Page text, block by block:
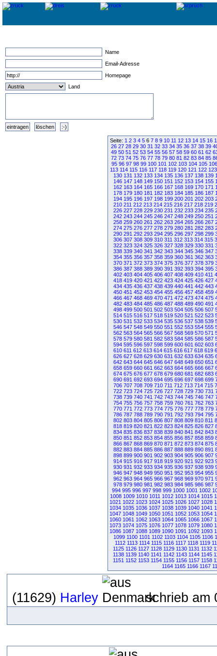
Name
Email-Adresse
Homepage
Land
Seite: 1 2 3 4 5 6 7 8 9 10 11 12 13 14 15 16
26 27 28 29 30 31 32 33 34 35 36 37 38 39
49 50 51 52 53 54 55 56 57 58 59 60 61 62
72 73 74 75 76 77 78 79 80 81 82 83 84 85
95 96 97 98 99 100 101 102 103 104 105 106
113 114 115 116 117 118 119 120 121 122 123
130 131 132 133 134 135 136 137 138 139
146 147 148 149 150 151 152 153 154 155
162 163 164 165 166 167 168 169 170 171
178 179 180 181 182 183 184 185 186 187
194 195 196 197 198 199 200 201 202 203
210 211 212 213 214 215 216 217 218 219
226 227 228 229 230 231 232 233 234 235
242 243 244 245 246 247 248 249 250 251
258 259 260 261 262 263 264 265 266 267
274 275 276 277 278 279 280 281 282 283
290 291 292 293 294 295 296 297 298 299
306 307 308 309 310 311 312 313 314 315
322 323 324 325 326 327 328 329 330 331
338 339 340 341 342 343 344 345 346 347
354 355 356 357 358 359 360 361 362 363
370 371 372 373 374 375 376 377 378 379
386 387 388 389 390 391 392 393 394 395
402 403 404 405 406 407 408 409 410 411
418 419 420 421 422 423 424 425 426 427
434 435 436 437 438 439 440 441 442 443
450 451 452 453 454 455 456 457 458 459
466 467 468 469 470 471 472 473 474 475
482 483 484 485 486 487 488 489 490 491
498 499 500 501 502 503 504 505 506 507
514 515 516 517 518 519 520 521 522 523
530 531 532 533 534 535 536 537 538 539
546 547 548 549 550 551 552 553 554 555
562 563 564 565 566 567 568 569 570 571
578 579 580 581 582 583 584 585 586 587
594 595 596 597 598 599 600 601 602 603
610 611 612 613 614 615 616 617 618 619
626 627 628 629 630 631 632 633 634 635
642 643 644 645 646 647 648 649 650 651
658 659 660 661 662 663 664 665 666 667
674 675 676 677 678 679 680 681 682 683
690 691 692 693 694 695 696 697 698 699
706 707 708 709 710 711 712 713 714 715
722 723 724 725 726 727 728 729 730 731
738 739 740 741 742 743 744 745 746 747
754 755 756 757 758 759 760 761 762 763
770 771 772 773 774 775 776 777 778 779
786 787 788 789 790 791 792 793 794 795
802 803 804 805 806 807 808 809 810 811
818 819 820 821 822 823 824 825 826 827
834 835 836 837 838 839 840 841 842 843
850 851 852 853 854 855 856 857 858 859
866 867 868 869 870 871 872 873 874 875
882 883 884 885 886 887 888 889 890 891
898 899 900 901 902 903 904 905 906 907
914 915 916 917 918 919 920 921 922 923
930 931 932 933 934 935 936 937 938 939
946 947 948 949 950 951 952 953 954 955
962 963 964 965 966 967 968 969 970 971
978 979 980 981 982 983 984 985 986 987
994 995 996 997 998 999 1000 1001 1002
1008 1009 1010 1011 1012 1013 1014 1015
1021 1022 1023 1024 1025 1026 1027 1028
1034 1035 1036 1037 1038 1039 1040 1041
1047 1048 1049 1050 1051 1052 1053 1054
1060 1061 1062 1063 1064 1065 1066 1067
1073 1074 1075 1076 1077 1078 1079 1080
1086 1087 1088 1089 1090 1091 1092 1093
1099 1100 1101 1102 1103 1104 1105 1106
1112 1113 1114 1115 1116 1117 1118 1119
1125 1126 1127 1128 1129 1130 1131 1132
1138 1139 1140 1141 1142 1143 1144 1145
1151 1152 1153 1154 1155 1156 1157 1158
1164 1165 1166 1167
(11629) Harley schrieb am